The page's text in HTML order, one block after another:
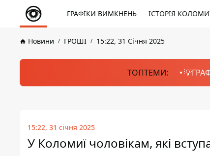
ГРАФІКИ ВИМКНЕНЬ ІСТОРІЯ
Новини ГРОШІ 15:22, 31 Січня 2025
ТОПТЕМИ:
15:22, 31 січня 2025
У Коломиї чоловікам, які